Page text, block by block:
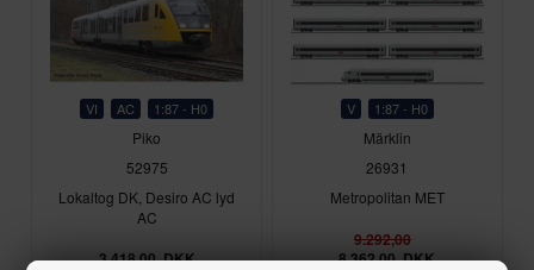
VI AC 1:87 - H0
Piko
52975
Lokaltog DK, Desiro AC lyd
AC
3.418,00DKK
V 1:87 - H0
Märklin
26931
Metropolitan MET
9.292,00
8.362,00DKK